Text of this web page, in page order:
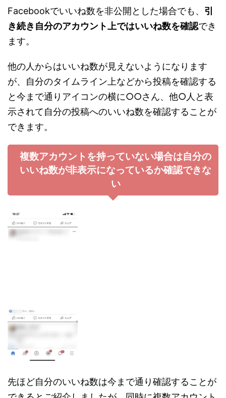
Facebookでいいね数を非公開とした場合でも、 引
き続き自分のアカウント上ではいいね数を確認でき
ます。
他の人からはいいね数が見えないようになります
が、自分のタイムライン上などから投稿を確認する
と今まで通りアイコンの横に○○さん、他○人と表
示されて自分の投稿へのいいね数を確認することが
できます。
複数アカウントを持っていない場合は自分の
いいね数が非表示になっているか確認できな
い
先ほど自分のいいね数は今まで通り確認することが